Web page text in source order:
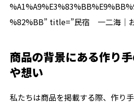
%82%BB” title=”民宿 一二海｜
商品の背景にある作り
や想い
私たちは商品を掲載する際、作り